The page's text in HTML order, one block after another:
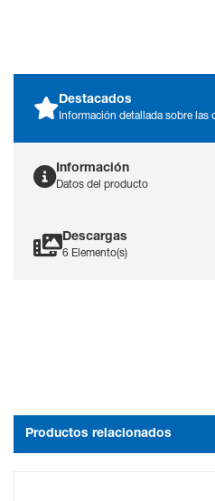
Destacados
Información detallada sobre las
Información
Datos del producto
Descargas
6 Elemento(s)
Productos relacionados